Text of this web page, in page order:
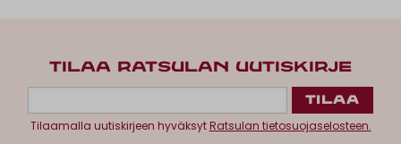
TILAA RATSULAN UUTISKIRJE
Tilaamalla uutiskirjeen hyväksytRatsulan tietosuojaselosteen.